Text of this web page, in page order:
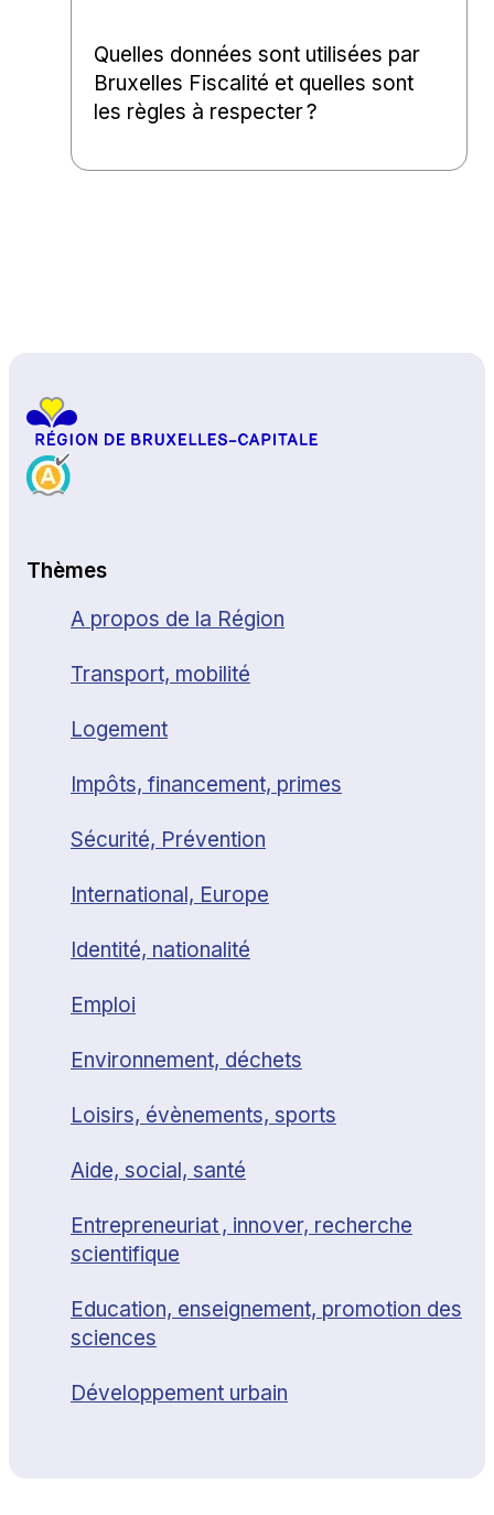
Quelles données sont utilisées par
Bruxelles Fiscalité et quelles sont
les règles à respecter ?
Thèmes
A propos de la Région
Transport, mobilité
Logement
Impôts, financement, primes
Sécurité, Prévention
International, Europe
Identité, nationalité
Emploi
Environnement, déchets
Loisirs, évènements, sports
Aide, social, santé
Entrepreneuriat , innover, recherche
scientifique
Education, enseignement, promotion des
sciences
Développement urbain